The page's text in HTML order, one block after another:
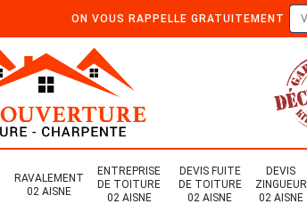
ON VOUS RAPPELLE GRATUITEMENT
RAVALEMENT
02 AISNE
ENTREPRISE
DE TOITURE
02 AISNE
DEVIS FUITE
DE TOITURE
02 AISNE
DEVIS
ZINGUEUR
02 AISNE